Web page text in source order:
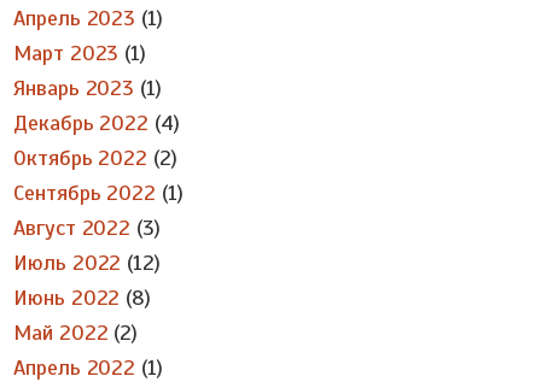
Апрель 2023 (1)
Март 2023 (1)
Январь 2023 (1)
Декабрь 2022 (4)
Октябрь 2022 (2)
Сентябрь 2022 (1)
Август 2022 (3)
Июль 2022 (12)
Июнь 2022 (8)
Май 2022 (2)
Апрель 2022 (1)